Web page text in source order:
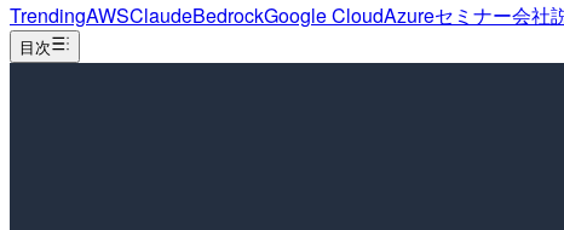
TrendingAWSClaudeBedrockGoogle CloudAzureセミナー会社
目次